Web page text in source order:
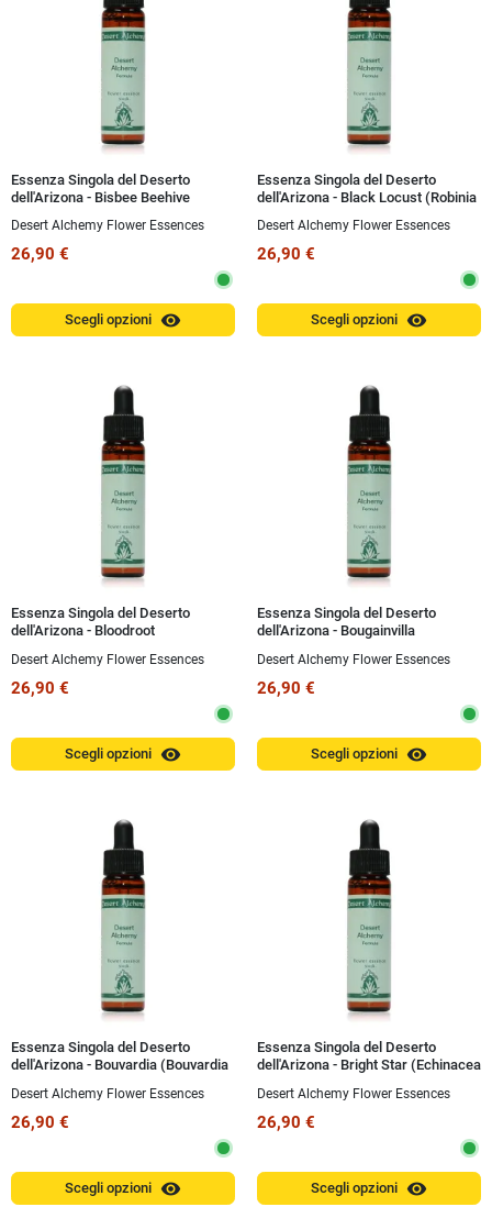
Essenza Singola del Deserto
dell'Arizona - Bisbee Beehive
ml
Desert Alchemy Flower Essences
26,90 €
Scegli opzioni visibility
Essenza Singola del Deserto
dell'Arizona - Black Locust (Robinia
Desert Alchemy Flower Essences
26,90 €
Scegli opzioni visibility
Essenza Singola del Deserto
dell'Arizona - Bloodroot
Desert Alchemy Flower Essences
26,90 €
Scegli opzioni visibility
Essenza Singola del Deserto
dell'Arizona - Bougainvilla
Desert Alchemy Flower Essences
26,90 €
Scegli opzioni visibility
Essenza Singola del Deserto
dell'Arizona - Bouvardia (Bouvardia
Desert Alchemy Flower Essences
26,90 €
Scegli opzioni visibility
Essenza Singola del Deserto
dell'Arizona - Bright Star (Echinacea
Desert Alchemy Flower Essences
26,90 €
Scegli opzioni visibility